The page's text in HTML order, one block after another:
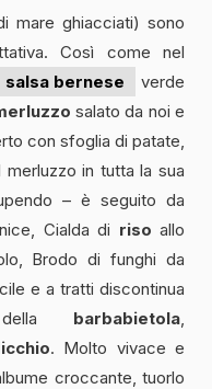
mare ghiacciati) sono
Così come nel
salsa bernese
verde
salato da noi e
con sfoglia di patate,
in tutta la sua
– è seguito da
Cialda di riso allo
Brodo di funghi da
e a tratti discontinua
della barbabietola,
. Molto vivace e
croccante, tuorlo